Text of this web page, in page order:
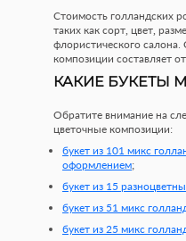
Стоимость голландских
таких как сорт, цвет,
флористического салона.
композиции составляет
КАКИЕ БУКЕТЫ
Обратите внимание на
цветочные композиции:
букет из 101 микс
оформлением;
букет из 15
букет из 51 микс
букет из 25 микс